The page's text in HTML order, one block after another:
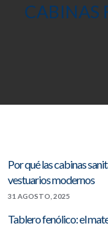
CABINAS
Por qué las cabinas
vestuarios modernos
31 AGOSTO, 2025
Tablero fenólico: el